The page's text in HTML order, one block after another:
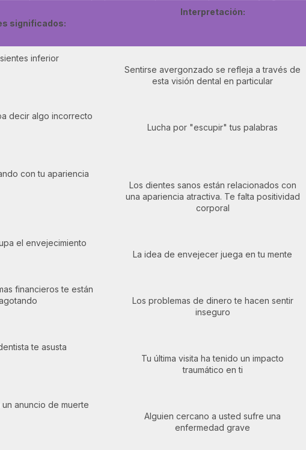
significados:
Interpretación:
inferior
Sentirse avergonzado se refleja a través de
esta visión dental en particular
decir algo incorrecto
Lucha por "escupir" tus palabras
con tu apariencia
Los dientes sanos están relacionados con
una apariencia atractiva. Te falta positividad
corporal
el envejecimiento
La idea de envejecer juega en tu mente
financieros te están
Los problemas de dinero te hacen sentir
inseguro
te asusta
Tu última visita ha tenido un impacto
traumático en ti
anuncio de muerte
Alguien cercano a usted sufre una
enfermedad grave